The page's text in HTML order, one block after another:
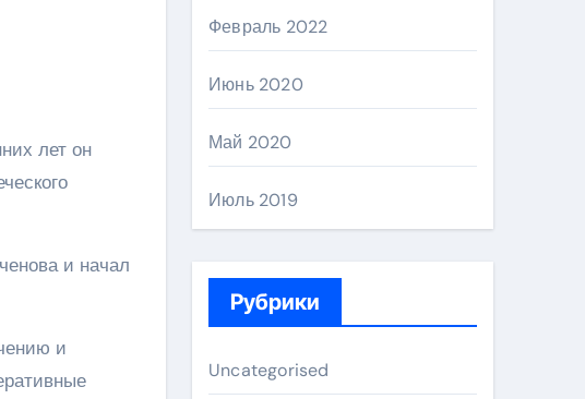
лет он
и начал
и
Февраль 2022
Июнь 2020
Май 2020
Июль 2019
Рубрики
Uncategorised